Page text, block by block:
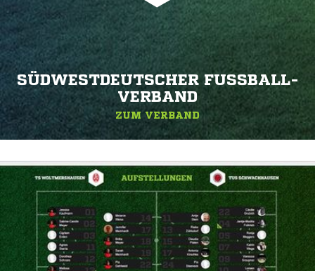
SÜDWESTDEUTSCHER FUSSBALL-V
ERBAND
ZUM VERBAND